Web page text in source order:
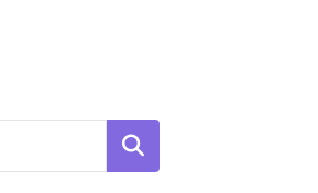
Search